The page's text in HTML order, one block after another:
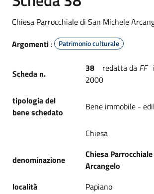
Chiesa Parrocchiale di San Michele
Argomenti : Patrimonio culturale
Scheda n. 38 redatta da FF
2000
tipologia del
bene schedato
Bene immobile -
Chiesa
denominazione
Chiesa
Arcangelo
località
Papiano